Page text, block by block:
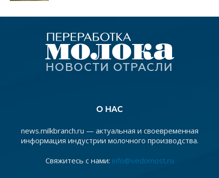
О НАС
news.milkbranch.ru — актуальная и своевременная
информация индустрии молочного производства.
Свяжитесь с нами: info@vedomost.ru